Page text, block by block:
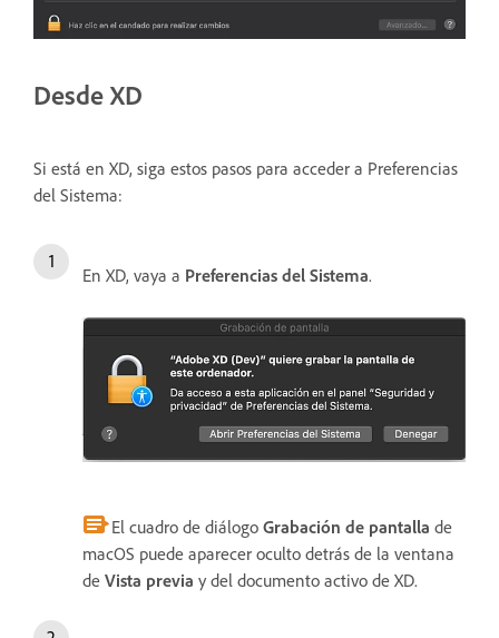
Desde XD
Si está en XD, siga estos pasos para acceder a Preferencias
del Sistema:
En XD, vaya a Preferencias del Sistema.
El cuadro de diálogo Grabación de pantalla de
macOS puede aparecer oculto detrás de la ventana
de Vista previa y del documento activo de XD.